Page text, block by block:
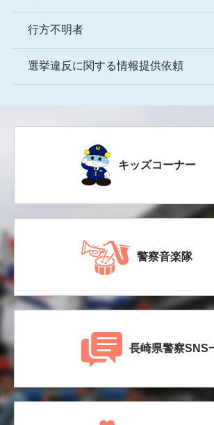
行方不明者
選挙違反に関する情報提供依頼
キッズコーナー
警察音楽隊
長崎県警察SNS